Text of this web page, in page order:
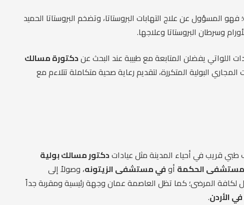
المسؤول عن علاج التهابات البروستاتا، وتضخم البروستاتا الحميد
وسرطان البروستاتا وعلاجها.
اللواتي يفضلن المتابعة مع طبيبة عند البحث عندكتورة مسالك
البولية المتكررة، لتقديم رعاية صحية متكاملة تتلاءم مع
قريب في أحياء المدينة مثل عياداتدكتور مسالك بولية
مستشفى الحكمة أوفي مستشفى الزيتونه، وصولاً إلى
لكافة المرضى؛ كما تظل العاصمة عمان وجهة رئيسية ومقربة جداً
الأردن.